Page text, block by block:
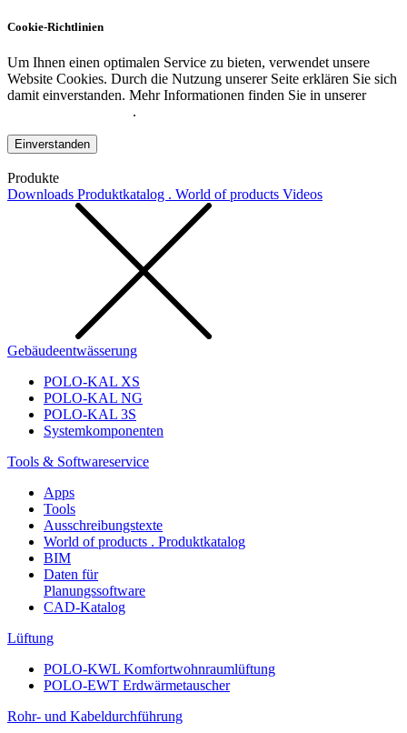
Cookie-Richtlinien
Um Ihnen einen optimalen Service zu bieten, verwendet unsere
Website Cookies. Durch die Nutzung unserer Seite erklären Sie sich
damit einverstanden. Mehr Informationen finden Sie in unserer
.
Einverstanden
Produkte
Downloads Produktkatalog . World of products Videos
Gebäudeentwässerung
POLO-KAL XS
POLO-KAL NG
POLO-KAL 3S
Systemkomponenten
Tools & Softwareservice
Apps
Tools
Ausschreibungstexte
World of products . Produktkatalog
BIM
Daten für
Planungssoftware
CAD-Katalog
Lüftung
POLO-KWL Komfortwohnraumlüftung
POLO-EWT Erdwärmetauscher
Rohr- und Kabeldurchführung